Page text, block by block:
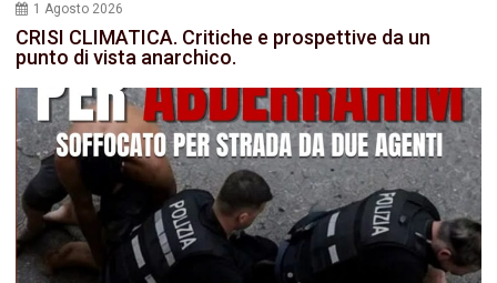
1 Agosto 2026
CRISI CLIMATICA. Critiche e prospettive da un
punto di vista anarchico.